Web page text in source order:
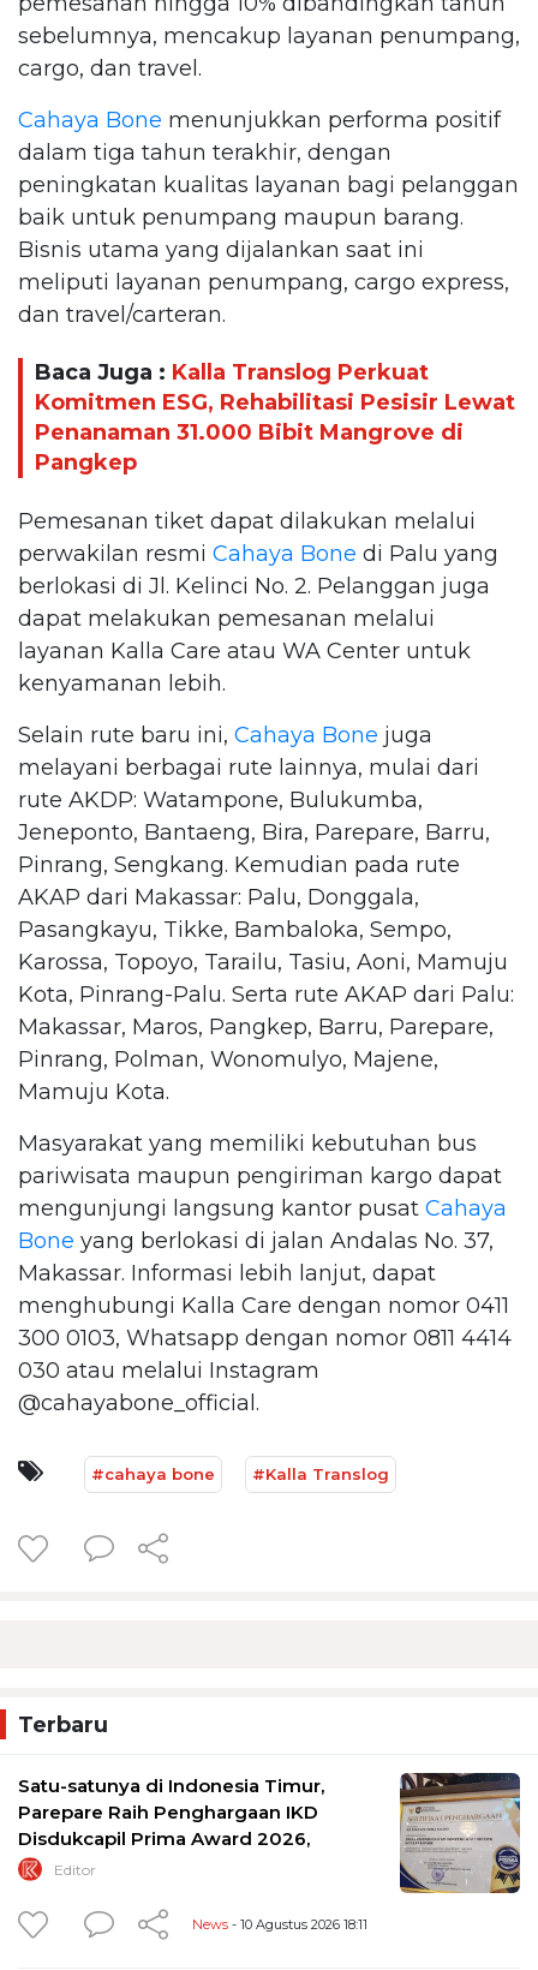
sebelumnya, mencakup layanan penumpang,
cargo, dan travel.
Cahaya Bone menunjukkan performa positif
dalam tiga tahun terakhir, dengan
peningkatan kualitas layanan bagi pelanggan
baik untuk penumpang maupun barang.
Bisnis utama yang dijalankan saat ini
meliputi layanan penumpang, cargo express,
dan travel/carteran.
Baca Juga : Kalla Translog Perkuat
Komitmen ESG, Rehabilitasi Pesisir Lewat
Penanaman 31.000 Bibit Mangrove di
Pangkep
Pemesanan tiket dapat dilakukan melalui
perwakilan resmi Cahaya Bone di Palu yang
berlokasi di Jl. Kelinci No. 2. Pelanggan juga
dapat melakukan pemesanan melalui
layanan Kalla Care atau WA Center untuk
kenyamanan lebih.
Selain rute baru ini, Cahaya Bone juga
melayani berbagai rute lainnya, mulai dari
rute AKDP: Watampone, Bulukumba,
Jeneponto, Bantaeng, Bira, Parepare, Barru,
Pinrang, Sengkang. Kemudian pada rute
AKAP dari Makassar: Palu, Donggala,
Pasangkayu, Tikke, Bambaloka, Sempo,
Karossa, Topoyo, Tarailu, Tasiu, Aoni, Mamuju
Kota, Pinrang-Palu. Serta rute AKAP dari Palu:
Makassar, Maros, Pangkep, Barru, Parepare,
Pinrang, Polman, Wonomulyo, Majene,
Mamuju Kota.
Masyarakat yang memiliki kebutuhan bus
pariwisata maupun pengiriman kargo dapat
mengunjungi langsung kantor pusat Cahaya
Bone yang berlokasi di jalan Andalas No. 37,
Makassar. Informasi lebih lanjut, dapat
menghubungi Kalla Care dengan nomor 0411
300 0103, Whatsapp dengan nomor 0811 4414
030 atau melalui Instagram
@cahayabone_official.
#cahaya bone #Kalla Translog
Terbaru
Satu-satunya di Indonesia Timur,
Parepare Raih Penghargaan IKD
Disdukcapil Prima Award 2026,
Editor
News - 10 Agustus 2026 18:11